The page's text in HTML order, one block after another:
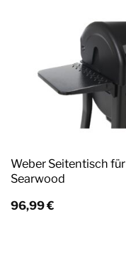
Weber Seitentisch für
Searwood
96,99€